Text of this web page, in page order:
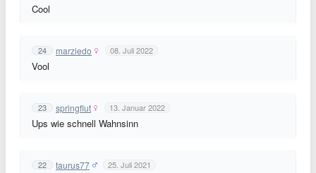
Cool
24 marziedo 08. Juli 2022
Vool
23 springflut 13. Januar 2022
Ups wie schnell Wahnsinn
22 taurus77 25. Juli 2021